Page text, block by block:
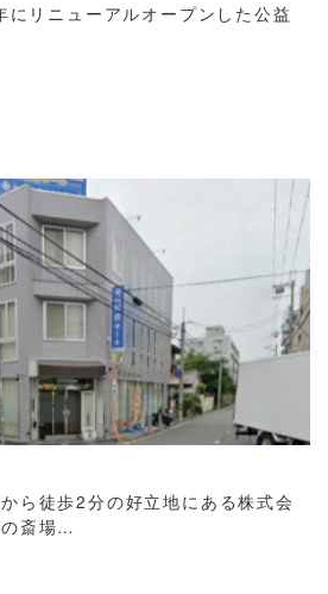
リニューアルオープンした公益
ら徒歩2分の好立地にある株式会
斎場…